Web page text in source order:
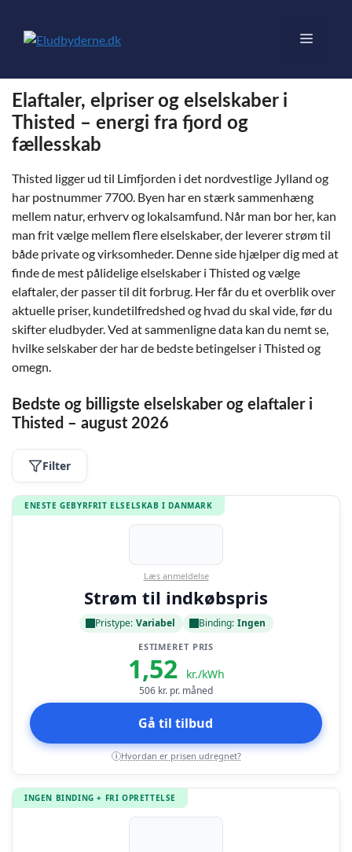
indhold
Menu
Elaftaler, elpriser og elselskaber i
Thisted – energi fra fjord og
fællesskab
Thisted ligger ud til Limfjorden i det nordvestlige Jylland og
har postnummer 7700. Byen har en stærk sammenhæng
mellem natur, erhverv og lokalsamfund. Når man bor her, kan
man frit vælge mellem flere elselskaber, der leverer strøm til
både private og virksomheder. Denne side hjælper dig med at
finde de mest pålidelige elselskaber i Thisted og vælge
elaftaler, der passer til dit forbrug. Her får du et overblik over
aktuelle priser, kundetilfredshed og hvad du skal vide, før du
skifter eludbyder. Ved at sammenligne data kan du nemt se,
hvilke selskaber der har de bedste betingelser i Thisted og
omegn.
Bedste og billigste elselskaber og elaftaler i
Thisted – august 2026
Filter
ENESTE GEBYRFRIT ELSELSKAB I DANMARK
Læs anmeldelse
Strøm til indkøbspris
Pristype: Variabel Binding: Ingen
ESTIMERET PRIS
1,52 kr./kWh
506 kr. pr. måned
Gå til tilbud
i Hvordan er prisen udregnet?
INGEN BINDING + FRI OPRETTELSE